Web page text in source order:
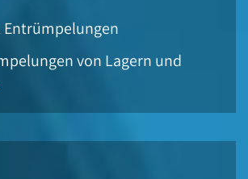
Entrümpelungen
von Lagern und